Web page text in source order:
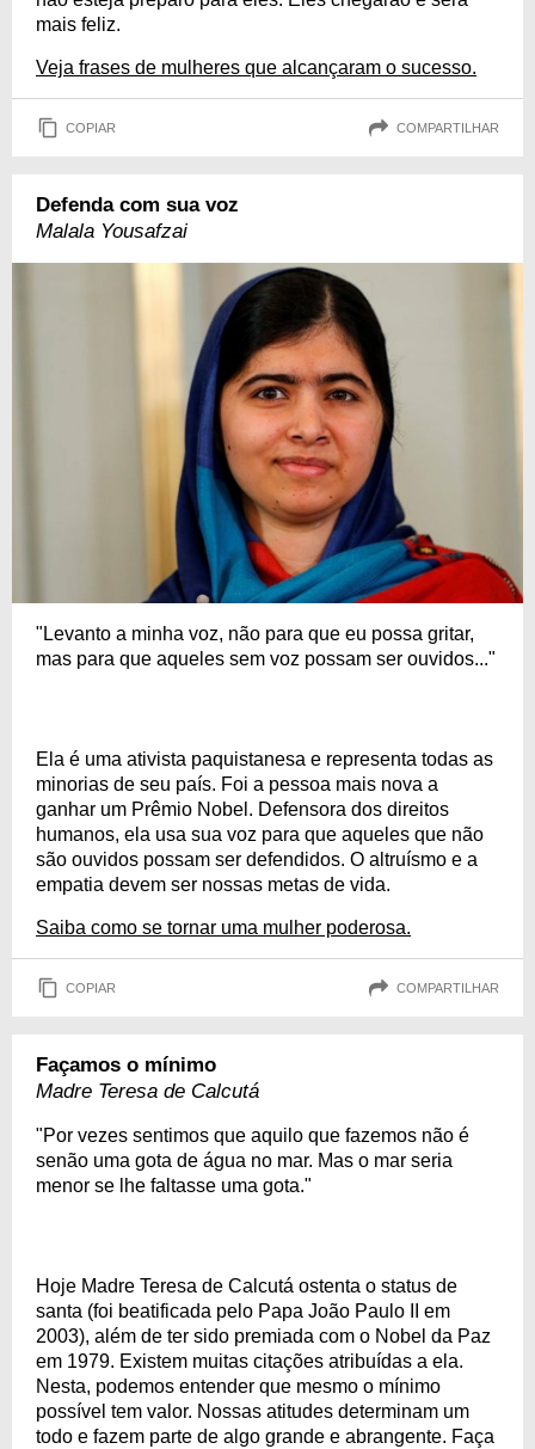
mais feliz.
Veja frases de mulheres que alcançaram o sucesso.
COPIAR COMPARTILHAR
Defenda com sua voz
Malala Yousafzai
"Levanto a minha voz, não para que eu possa gritar,
mas para que aqueles sem voz possam ser ouvidos..."
Ela é uma ativista paquistanesa e representa todas as
minorias de seu país. Foi a pessoa mais nova a
ganhar um Prêmio Nobel. Defensora dos direitos
humanos, ela usa sua voz para que aqueles que não
são ouvidos possam ser defendidos. O altruísmo e a
empatia devem ser nossas metas de vida.
Saiba como se tornar uma mulher poderosa.
COPIAR COMPARTILHAR
Façamos o mínimo
Madre Teresa de Calcutá
"Por vezes sentimos que aquilo que fazemos não é
senão uma gota de água no mar. Mas o mar seria
menor se lhe faltasse uma gota."
Hoje Madre Teresa de Calcutá ostenta o status de
santa (foi beatificada pelo Papa João Paulo II em
2003), além de ter sido premiada com o Nobel da Paz
em 1979. Existem muitas citações atribuídas a ela.
Nesta, podemos entender que mesmo o mínimo
possível tem valor. Nossas atitudes determinam um
todo e fazem parte de algo grande e abrangente. Faça